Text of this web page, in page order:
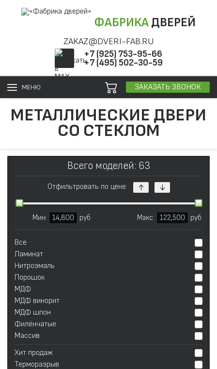
ФАБРИКАДВЕРЕЙ
ZAKAZ@DVERI-FAB.RU
+7 (925) 753-95-66
+7 (495) 502-30-59
МЕНЮ ЗАКАЗАТЬ ЗВОНОК
МЕТАЛЛИЧЕСКИЕ ДВЕРИ
СО СТЕКЛОМ
Всего моделей: 63
Отфильтровать по цене:
Мин: 14,800 руб Макс: 122,500 руб
Все
Ламинат
Нитроэмаль
Порошок
МДФ
МДФ винорит
МДФ шпон
Филёнчатые
Массив
Хит продаж
Терморазрыв